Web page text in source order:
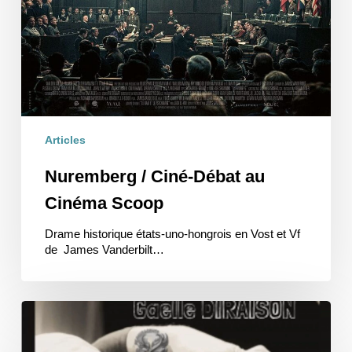
Articles
Nuremberg / Ciné-Débat au
Cinéma Scoop
Drame historique états-uno-hongrois en Vost et Vf
de James Vanderbilt…
ICARE,
nos